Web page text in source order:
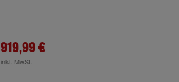
919,99 €
inkl. MwSt.